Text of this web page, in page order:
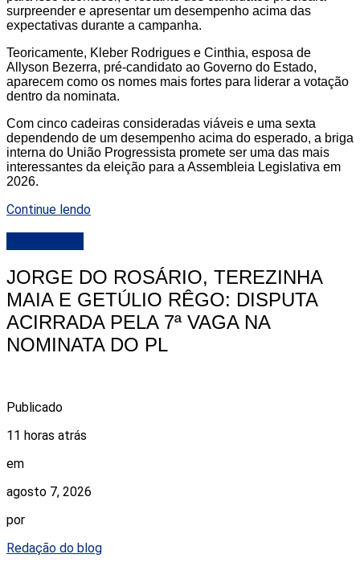
surpreender e apresentar um desempenho acima das
expectativas durante a campanha.
Teoricamente, Kleber Rodrigues e Cinthia, esposa de
Allyson Bezerra, pré-candidato ao Governo do Estado,
aparecem como os nomes mais fortes para liderar a votação
dentro da nominata.
Com cinco cadeiras consideradas viáveis e uma sexta
dependendo de um desempenho acima do esperado, a briga
interna do União Progressista promete ser uma das mais
interessantes da eleição para a Assembleia Legislativa em
2026.
Continue lendo
JORGE DO ROSÁRIO, TEREZINHA
MAIA E GETÚLIO RÊGO: DISPUTA
ACIRRADA PELA 7ª VAGA NA
NOMINATA DO PL
Publicado
11 horas atrás
em
agosto 7, 2026
por
Redação do blog